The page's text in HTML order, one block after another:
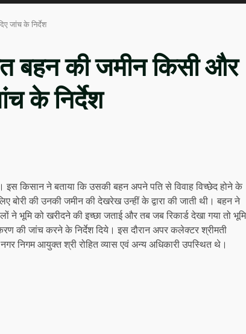
जांच के निर्देश
बहन की जमीन किसी और
के निर्देश
किसान ने बताया कि उसकी बहन अपने पति से विवाह विच्छेद होने के
की उनकी जमीन की देखरेख उन्हीं के द्वारा की जाती थी। बहन ने
ने भूमि को खरीदने की इच्छा जताई और तब जब रिकार्ड देखा गया तो भूमि
की जांच करने के निर्देश दिये। इस दौरान अपर कलेक्टर श्रीमती
निगम आयुक्त श्री रोहित व्यास एवं अन्य अधिकारी उपस्थित थे।